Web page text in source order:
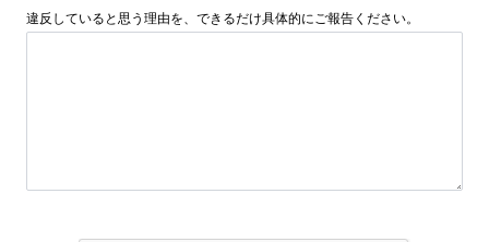
違反していると思う理由を、できるだけ具体的にご報告ください。